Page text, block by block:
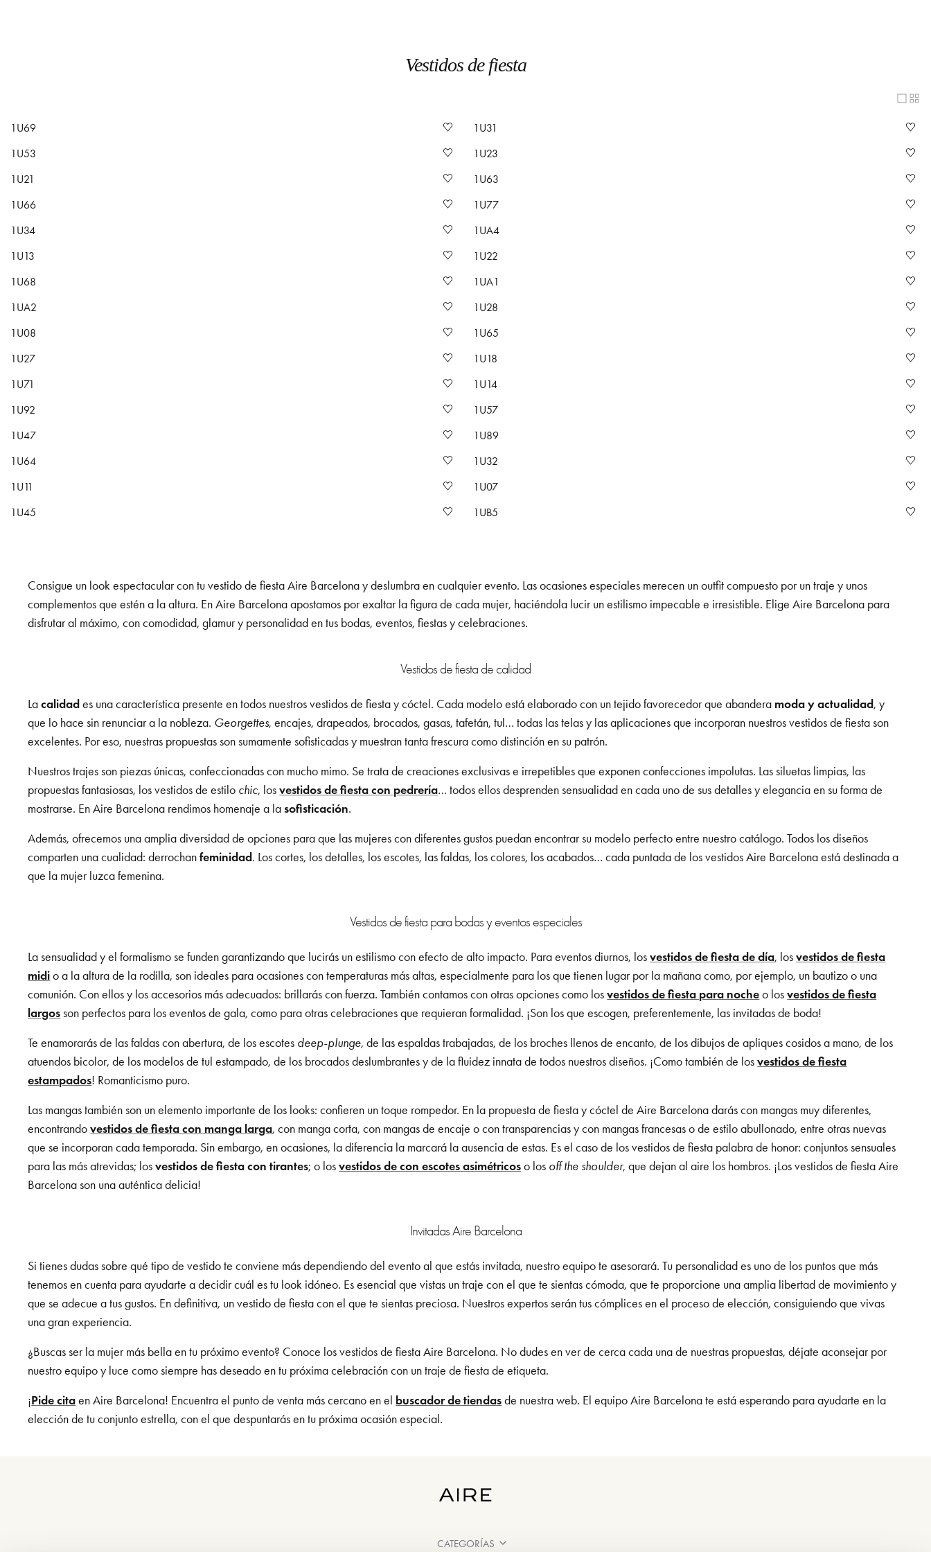
Vestidos de fiesta
1U69
1U31
1U53
1U23
1U21
1U63
1U66
1U77
1U34
1UA4
1U13
1U22
1U68
1UA1
1UA2
1U28
1U08
1U65
1U27
1U18
1U71
1U14
1U92
1U57
1U47
1U89
1U64
1U32
1U11
1U07
1U45
1UB5
Consigue un look espectacular con tu vestido de fiesta Aire Barcelona y deslumbra en cualquier evento. Las ocasiones especiales merecen un outfit compuesto por un traje y unos
complementos que estén a la altura. En Aire Barcelona apostamos por exaltar la figura de cada mujer, haciéndola lucir un estilismo impecable e irresistible. Elige Aire Barcelona para
disfrutar al máximo, con comodidad, glamur y personalidad en tus bodas, eventos, fiestas y celebraciones.
Vestidos de fiesta de calidad
Lacalidades una característica presente en todos nuestros vestidos de fiesta y cóctel. Cada modelo está elaborado con un tejido favorecedor que abandera moda y actualidad, y
que lo hace sin renunciar a la nobleza. Georgettes, encajes, drapeados, brocados, gasas, tafetán, tul… todas las telas y las aplicaciones que incorporan nuestros vestidos de fiesta son
excelentes. Por eso, nuestras propuestas son sumamente sofisticadas y muestran tanta frescura como distinción en su patrón.
Nuestros trajes son piezas únicas, confeccionadas con mucho mimo. Se trata de creaciones exclusivas e irrepetibles que exponen confecciones impolutas. Las siluetas limpias, las
propuestas fantasiosas, los vestidos de estilo chic, losvestidos de fiesta con pedrería… todos ellos desprenden sensualidad en cada uno de sus detalles y elegancia en su forma de
mostrarse. En Aire Barcelona rendimos homenaje a lasofisticación.
Además, ofrecemos una amplia diversidad de opciones para que las mujeres con diferentes gustos puedan encontrar su modelo perfecto entre nuestro catálogo. Todos los diseños
comparten una cualidad: derrochanfeminidad. Los cortes, los detalles, los escotes, las faldas, los colores, los acabados… cada puntada de los vestidos Aire Barcelona está destinada a
que la mujer luzca femenina.
Vestidos de fiesta para bodas y eventos especiales
La sensualidad y el formalismo se funden garantizando que lucirás un estilismo con efecto de alto impacto. Para eventos diurnos, losvestidos de fiesta de día, losvestidos de fiesta
midio a la altura de la rodilla, son ideales para ocasiones con temperaturas más altas, especialmente para los que tienen lugar por la mañana como, por ejemplo, un bautizo o una
comunión. Con ellos y los accesorios más adecuados: brillarás con fuerza. También contamos con otras opciones como losvestidos de fiesta para nocheo losvestidos de fiesta
largosson perfectos para los eventos de gala, como para otras celebraciones que requieran formalidad. ¡Son los que escogen, preferentemente, las invitadas de boda!
Te enamorarás de las faldas con abertura, de los escotes deep-plunge, de las espaldas trabajadas, de los broches llenos de encanto, de los dibujos de apliques cosidos a mano, de los
atuendos bicolor, de los modelos de tul estampado, de los brocados deslumbrantes y de la fluidez innata de todos nuestros diseños. ¡Como también de losvestidos de fiesta
estampados! Romanticismo puro.
Las mangas también son un elemento importante de los looks: confieren un toque rompedor. En la propuesta de fiesta y cóctel de Aire Barcelona darás con mangas muy diferentes,
encontrandovestidos de fiesta con manga larga, con manga corta, con mangas de encaje o con transparencias y con mangas francesas o de estilo abullonado, entre otras nuevas
que se incorporan cada temporada. Sin embargo, en ocasiones, la diferencia la marcará la ausencia de estas. Es el caso de los vestidos de fiesta palabra de honor: conjuntos sensuales
para las más atrevidas; losvestidos de fiesta con tirantes; o losvestidos de con escotes asimétricoso los off the shoulder, que dejan al aire los hombros. ¡Los vestidos de fiesta Aire
Barcelona son una auténtica delicia!
Invitadas Aire Barcelona
Si tienes dudas sobre qué tipo de vestido te conviene más dependiendo del evento al que estás invitada, nuestro equipo te asesorará. Tu personalidad es uno de los puntos que más
tenemos en cuenta para ayudarte a decidir cuál es tu look idóneo. Es esencial que vistas un traje con el que te sientas cómoda, que te proporcione una amplia libertad de movimiento y
que se adecue a tus gustos. En definitiva, un vestido de fiesta con el que te sientas preciosa. Nuestros expertos serán tus cómplices en el proceso de elección, consiguiendo que vivas
una gran experiencia.
¿Buscas ser la mujer más bella en tu próximo evento? Conoce los vestidos de fiesta Aire Barcelona. No dudes en ver de cerca cada una de nuestras propuestas, déjate aconsejar por
nuestro equipo y luce como siempre has deseado en tu próxima celebración con un traje de fiesta de etiqueta.
¡Pide citaen Aire Barcelona! Encuentra el punto de venta más cercano en el buscador de tiendasde nuestra web. El equipo Aire Barcelona te está esperando para ayudarte en la
elección de tu conjunto estrella, con el que despuntarás en tu próxima ocasión especial.
CATEGORÍAS